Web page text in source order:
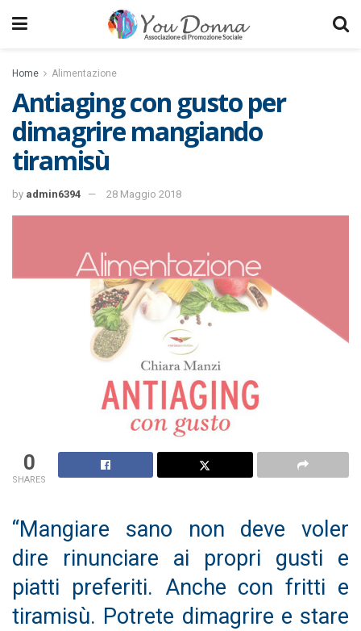
Home Alimentazione
Antiaging con gusto per
dimagrire mangiando
tiramisù
by admin6394 28 Maggio 2018
0
SHARES
“Mangiare sano non deve voler
dire rinunciare ai propri gusti e
piatti preferiti. Anche con fritti e
tiramisù. Potrete dimagrire e stare